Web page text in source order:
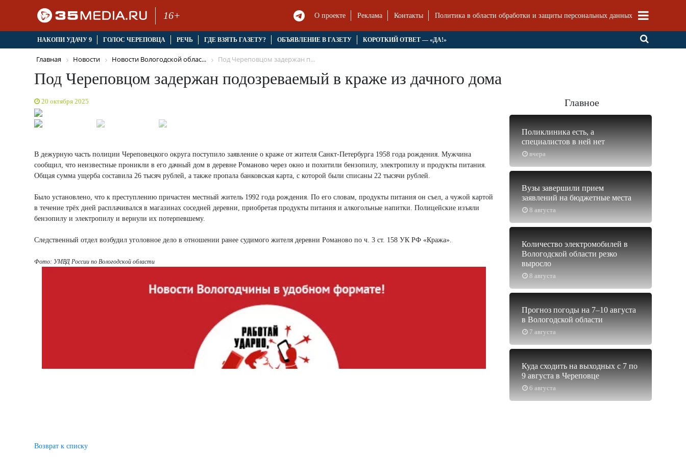
16+ О проекте Реклама Контакты Политика в области обработки и защиты персональных данных
НАКОПИ УДАЧУ 9 ГОЛОС ЧЕРЕПОВЦА РЕЧЬ ГДЕ ВЗЯТЬ ГАЗЕТУ? ОБЪЯВЛЕНИЕ В ГАЗЕТУ КОРОТКИЙ ОТВЕТ — «ДА!»
Главная Новости Новости Вологодской облас... Под Череповцом задержан п...
Под Череповцом задержан подозреваемый в краже из дачного дома
20 октября 2025
В дежурную часть полиции Череповецкого округа поступило заявление о краже от жителя Санкт-Петербурга 1958 года рождения. Мужчина
сообщил, что неизвестные проникли в его дачный дом в деревне Романово через окно и похитили бензопилу, электропилу и продукты питания.
Общая сумма ущерба составила 26 тысяч рублей, а также пропала банковская карта, с которой были списаны 22 тысячи рублей.
Было установлено, что к преступлению причастен местный житель 1992 года рождения. По его словам, продукты питания он съел, а чужой картой
в течение трёх дней расплачивался в магазинах соседней деревни, приобретая продукты питания и алкогольные напитки. Полицейские изъяли
бензопилу и электропилу и вернули их потерпевшему.
Следственный отдел возбудил уголовное дело в отношении ранее судимого жителя деревни Романово по ч. 3 ст. 158 УК РФ «Кража».
Фото: УМВД России по Вологодской области
Главное
вчера
Поликлиника есть, а
специалистов в ней нет
8 августа
Вузы завершили прием
заявлений на бюджетные места
8 августа
Количество электромобилей в
Вологодской области резко
выросло
7 августа
Прогноз погоды на 7–10 августа
в Вологодской области
6 августа
Куда сходить на выходных с 7 по
9 августа в Череповце
Возврат к списку